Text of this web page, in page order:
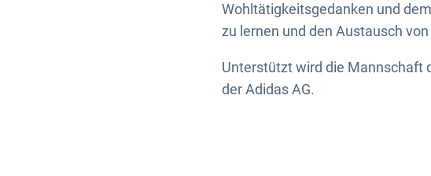
Wohltätigkeitsgedanken und
zu lernen und den Austausch
Unterstützt wird die Mannschaft
der Adidas AG.